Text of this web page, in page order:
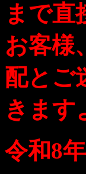
まで直
お客様
配とご
きます
令和8